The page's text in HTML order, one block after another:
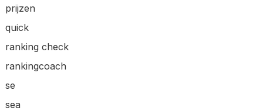
prijzen
quick
ranking check
rankingcoach
se
sea